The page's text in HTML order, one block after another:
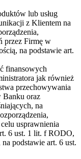
lub usług
z Klientem na
przez Firmę w
na podstawie art.
finansowych
jak również
przechowywania
Banku oraz
na
usprawnienia
6 ust. 1 lit. f RODO,
podstawie art. 6 ust.